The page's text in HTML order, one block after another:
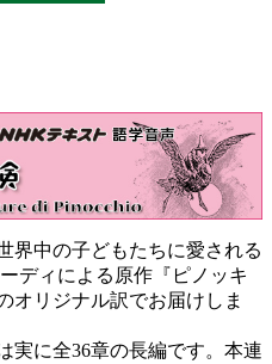
界中の子どもたちに愛される
ディによる原作『ピノッキ
オリジナル訳でお届けしま
実に全36章の長編です。本連